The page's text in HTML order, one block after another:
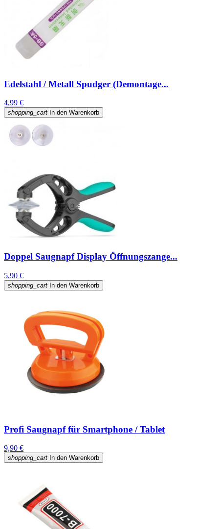
Edelstahl / Metall Spudger (Demontage...
4,99 €
shopping_cart In den Warenkorb
Doppel Saugnapf Display Öffnungszange...
5,90 €
shopping_cart In den Warenkorb
Profi Saugnapf für Smartphone / Tablet
9,90 €
shopping_cart In den Warenkorb